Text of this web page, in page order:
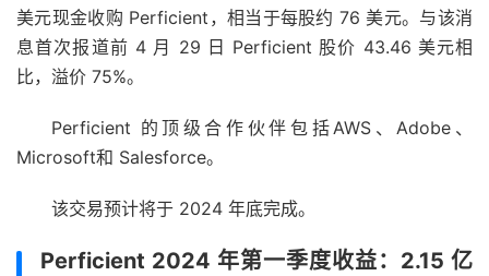
美元现金收购 Perficient，相当于每股约 76 美元。与该消
息首次报道前 4 月 29 日 Perficient 股价 43.46 美元相
比，溢价 75%。
Perficient 的顶级合作伙伴包括AWS、Adobe、
Microsoft和 Salesforce。
该交易预计将于 2024 年底完成。
Perficient 2024 年第一季度收益：2.15 亿